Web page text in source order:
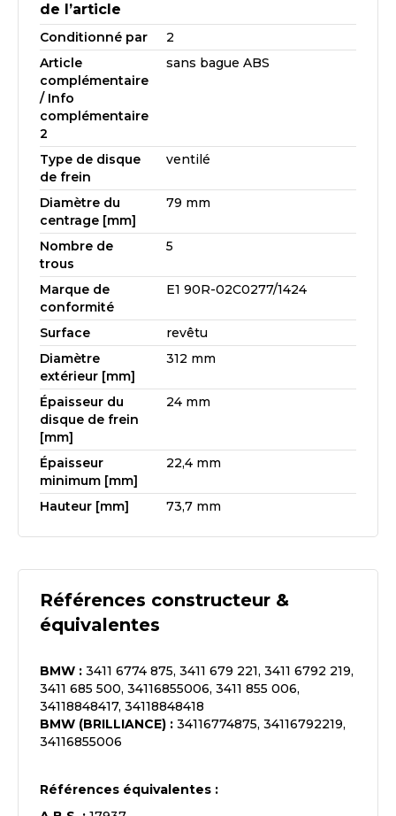
de l’article
Conditionné par
2
Article
complémentaire
/ Info
complémentaire
2
sans bague ABS
Type de disque
de frein
ventilé
Diamètre du
centrage [mm]
79 mm
Nombre de
trous
5
Marque de
conformité
E1 90R-02C0277/1424
Surface
revêtu
Diamètre
extérieur [mm]
312 mm
Épaisseur du
disque de frein
[mm]
24 mm
Épaisseur
minimum [mm]
22,4 mm
Hauteur [mm] 73,7 mm
Références constructeur &
équivalentes
BMW : 3411 6774 875, 3411 679 221, 3411 6792 219,
3411 685 500, 34116855006, 3411 855 006,
34118848417, 34118848418
BMW (BRILLIANCE) : 34116774875, 34116792219,
34116855006
Références équivalentes :